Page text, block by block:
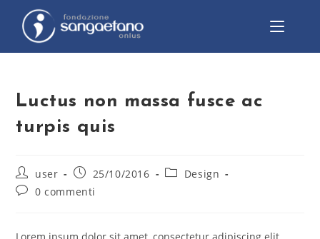
Luctus non massa fusce ac
turpis quis
user 25/10/2016
Design
0 commenti